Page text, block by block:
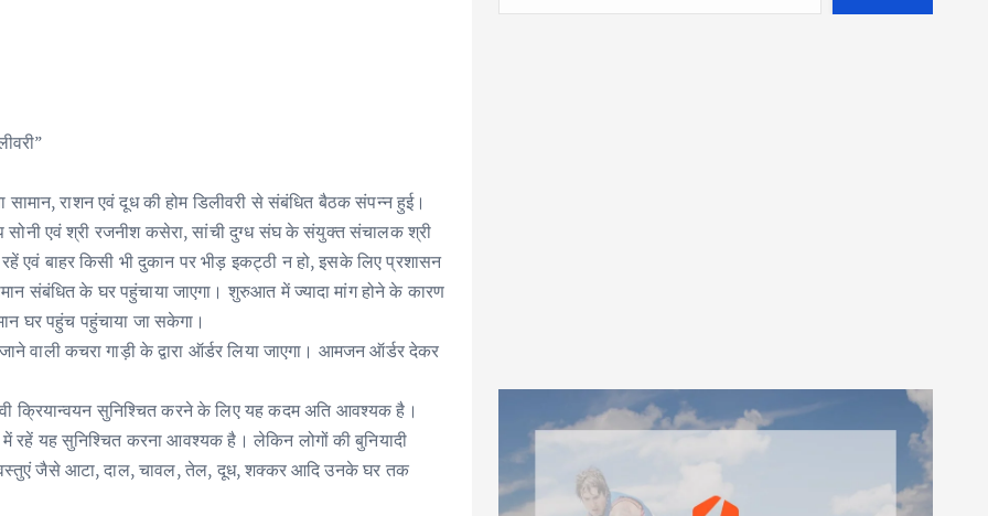
सामान, राशन एवं दूध की होम डिलीवरी से संबंधित बैठक संपन्न हुई।
एवं श्री रजनीश कसेरा, सांची दुग्ध संघ के संयुक्त संचालक श्री
एवं बाहर किसी भी दुकान पर भीड़ इकट्ठी न हो, इसके लिए प्रशासन
संबंधित के घर पहुंचाया जाएगा। शुरुआत में ज्यादा मांग होने के कारण
घर पहुंच पहुंचाया जा सकेगा।
वाली कचरा गाड़ी के द्वारा ऑर्डर लिया जाएगा। आमजन ऑर्डर देकर
क्रियान्वयन सुनिश्चित करने के लिए यह कदम अति आवश्यक है।
यह सुनिश्चित करना आवश्यक है। लेकिन लोगों की बुनियादी
जैसे आटा, दाल, चावल, तेल, दूध, शक्कर आदि उनके घर तक